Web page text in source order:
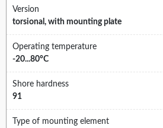
Version
torsional, with mounting plate
Operating temperature
-20...80°C
Shore hardness
91
Type of mounting element